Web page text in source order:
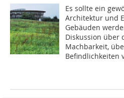
Es sollte ein
Architektur und
Gebäuden
Diskussion über
Machbarkeit,
Befindlichkeiten